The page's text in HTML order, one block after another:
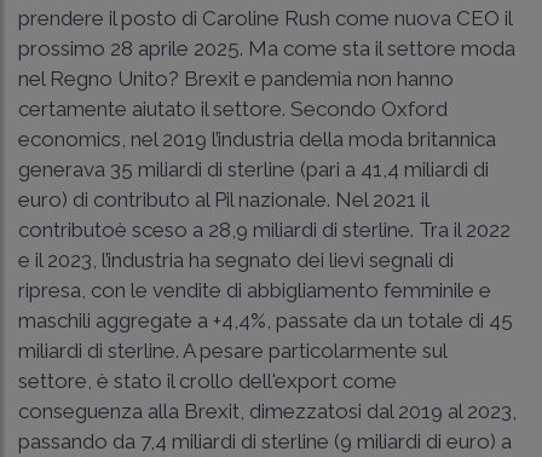
prendere il posto di Caroline Rush come nuova CEO il
prossimo 28 aprile 2025. Ma come sta il settore moda
nel Regno Unito? Brexit e pandemia non hanno
certamente aiutato il settore. Secondo Oxford
economics, nel 2019 l’industria della moda britannica
generava 35 miliardi di sterline (pari a 41,4 miliardi di
euro) di contributo al Pil nazionale. Nel 2021 il
contributoè sceso a 28,9 miliardi di sterline. Tra il 2022
e il 2023, l’industria ha segnato dei lievi segnali di
ripresa, con le vendite di abbigliamento femminile e
maschili aggregate a +4,4%, passate da un totale di 45
miliardi di sterline. A pesare particolarmente sul
settore, è stato il crollo dell'export come
conseguenza alla Brexit, dimezzatosi dal 2019 al 2023,
passando da 7,4 miliardi di sterline (9 miliardi di euro) a